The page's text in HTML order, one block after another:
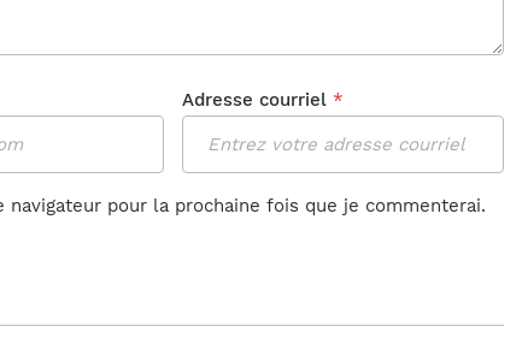
Adresse courriel *
pour la prochaine fois que je commenterai.